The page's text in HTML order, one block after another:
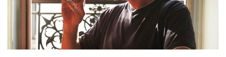
追い続けることができたのはカトリーヌのお蔭である。 私はそん
なジャンボン・ファミリーが大好きです。 そんな人達が造ったワ
インは美味しいに決まっている！ （ジャンボンのワインの問合せ
は野村ユニソン社まで）
いる。 その野菜を販売してくれている。これは助かる！！ . パリ
ジャンは、野菜仕入れる為には長蛇の列に繋がってスーパーや食
品店に行かなければならない。 ここは並ばなくてもトビッキリ新
鮮な野菜が手に入る。 オフィスに戻って早速、料理をお皿に並べ
た。 ワインは？ロドルフと云えば、勿論フィリップ・ジャンボン